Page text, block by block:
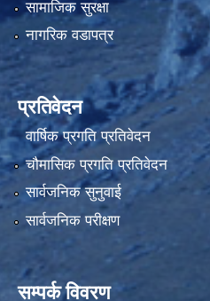
सामाजिक सुरक्षा
नागरिक वडापत्र
प्रतिवेदन
वार्षिक प्रगति प्रतिवेदन
चौमासिक प्रगति प्रतिवेदन
सार्वजनिक सुनुवाई
सार्वजनिक परीक्षण
सम्पर्क विवरण